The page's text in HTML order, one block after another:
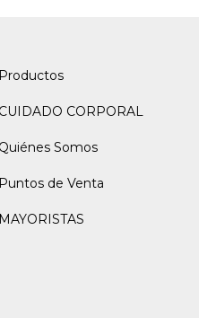
Productos
CUIDADO CORPORAL
Quiénes Somos
Puntos de Venta
MAYORISTAS